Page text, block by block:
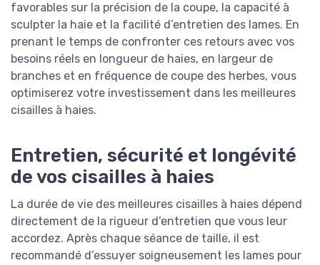
favorables sur la précision de la coupe, la capacité à
sculpter la haie et la facilité d’entretien des lames. En
prenant le temps de confronter ces retours avec vos
besoins réels en longueur de haies, en largeur de
branches et en fréquence de coupe des herbes, vous
optimiserez votre investissement dans les meilleures
cisailles à haies.
Entretien, sécurité et longévité
de vos cisailles à haies
La durée de vie des meilleures cisailles à haies dépend
directement de la rigueur d’entretien que vous leur
accordez. Après chaque séance de taille, il est
recommandé d’essuyer soigneusement les lames pour